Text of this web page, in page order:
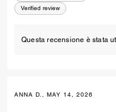
Verified review
Questa recensione è stata
ANNA D., MAY 14, 2026